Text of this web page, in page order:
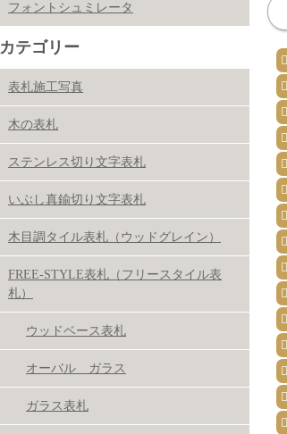
フォントシュミレータ
カテゴリー
表札施工写真
木の表札
ステンレス切り文字表札
いぶし真鍮切り文字表札
木目調タイル表札（ウッドグレイン）
FREE-STYLE表札（フリースタイル表
札）
ウッドベース表札
オーバル ガラス
ガラス表札